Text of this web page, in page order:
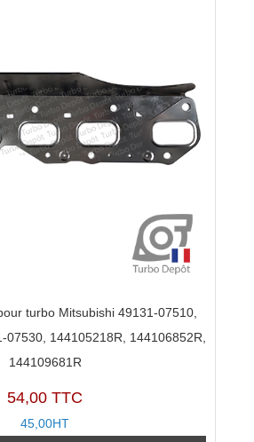
turbo Mitsubishi 49131-07510,
07530, 144105218R, 144106852R,
144109681R
54,00 TTC
45,00HT